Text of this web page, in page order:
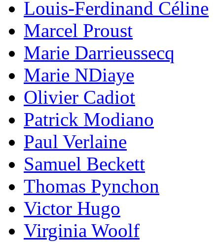
Louis-Ferdinand Céline
Marcel Proust
Marie Darrieussecq
Marie NDiaye
Olivier Cadiot
Patrick Modiano
Paul Verlaine
Samuel Beckett
Thomas Pynchon
Victor Hugo
Virginia Woolf